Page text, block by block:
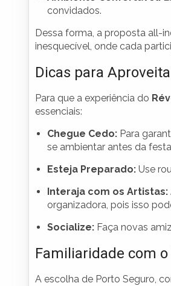
convidados.
Dessa forma, a proposta all-
inesquecível, onde cada
Dicas para
Para que a experiência do
essenciais:
Chegue Cedo: Para
se ambientar antes da
Esteja Preparado: Use
Interaja com os Artistas:
organizadora, pois isso
Socialize: Faça novas
Familiaridade com
A escolha de Porto Seguro,